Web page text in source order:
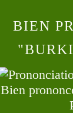
BIEN
Bien